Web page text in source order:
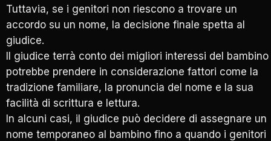
Tuttavia, se i genitori non riescono a trovare un
accordo su un nome, la decisione finale spetta al
giudice.
Il giudice terrà conto dei migliori interessi del bambino
potrebbe prendere in considerazione fattori come la
tradizione familiare, la pronuncia del nome e la sua
facilità di scrittura e lettura.
In alcuni casi, il giudice può decidere di assegnare un
nome temporaneo al bambino fino a quando i genitori